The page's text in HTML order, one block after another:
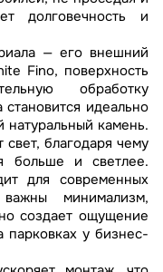
долговечность и
— его внешний
Fino, поверхность
обработку
идеально
натуральный камень.
свет, благодаря чему
больше и светлее.
для современных
минимализм,
создает ощущение
парковках у бизнес-